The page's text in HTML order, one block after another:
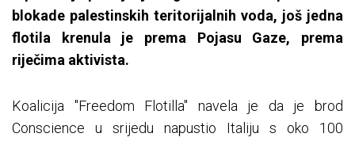
blokade palestinskih teritorijalnih voda, još jedna
flotila krenula je prema Pojasu Gaze, prema
riječima aktivista.
Koalicija "Freedom Flotilla" navela je da je brod
Conscience u srijedu napustio Italiju s oko 100